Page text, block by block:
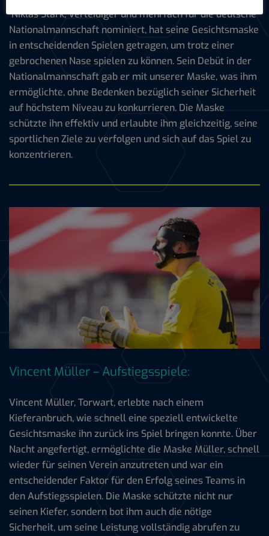
Niklas Stark, Verteidiger und mehrfach für die deutsche
Nationalmannschaft nominiert, hat seine Gesichtsmaske
in entscheidenden Spielen getragen, um trotz einer
gebrochenen Nase spielen zu können. Sein Debüt in der
Nationalmannschaft gab er mit unserer Maske, was ihm
ermöglichte, ohne Bedenken bezüglich seiner Sicherheit
auf höchstem Niveau zu konkurrieren. Die Maske
schützte ihn effektiv und erlaubte ihm gleichzeitig, seine
sportlichen Ziele zu verfolgen und sich auf das Spiel zu
konzentrieren.
Vincent Müller – Aufstiegsspiele:
Vincent Müller, Torwart, erlebte nach einem
Kieferanbruch, wie schnell eine speziell entwickelte
Gesichtsmaske ihn zurück ins Spiel bringen konnte. Über
Nacht angefertigt, ermöglichte die Maske Müller, schnell
wieder für seinen Verein anzutreten und war ein
entscheidender Faktor für den Erfolg seines Teams in
den Aufstiegsspielen. Die Maske schützte nicht nur
seinen Kiefer, sondern bot ihm auch die nötige
Sicherheit, um seine Leistung vollständig abrufen zu